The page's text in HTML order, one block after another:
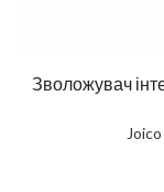
Зволожувач